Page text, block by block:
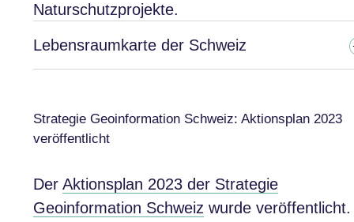
Naturschutzprojekte.
Lebensraumkarte der Schweiz
Strategie Geoinformation Schweiz: Aktionsplan 2023
veröffentlicht
Der Aktionsplan 2023 der Strategie
Geoinformation Schweiz wurde veröffentlicht.